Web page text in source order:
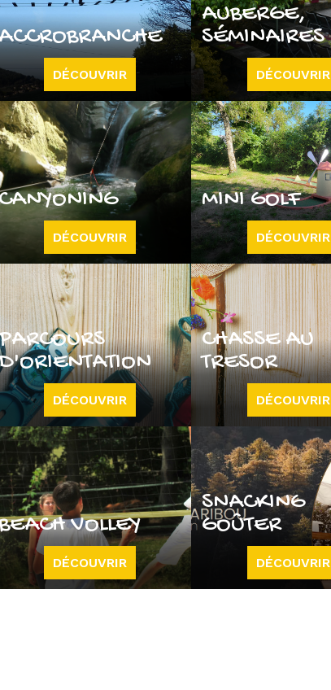
DÉCOUVRIR
AUBERGE,
SÉMINAIRES
DÉCOUVRIR
DÉCOUVRIR
MINI GOLF
DÉCOUVRIR
DÉCOUVRIR
CHASSE AU
TRESOR
DÉCOUVRIR
VOLLEY
DÉCOUVRIR
SNACKING
GOÛTER
DÉCOUVRIR